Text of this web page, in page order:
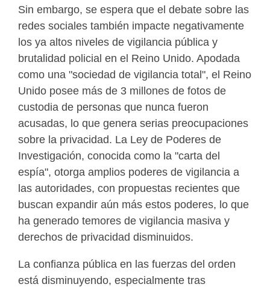
Sin embargo, se espera que el debate sobre las
redes sociales también impacte negativamente
los ya altos niveles de vigilancia pública y
brutalidad policial en el Reino Unido. Apodada
como una "sociedad de vigilancia total", el Reino
Unido posee más de 3 millones de fotos de
custodia de personas que nunca fueron
acusadas, lo que genera serias preocupaciones
sobre la privacidad. La Ley de Poderes de
Investigación, conocida como la "carta del
espía", otorga amplios poderes de vigilancia a
las autoridades, con propuestas recientes que
buscan expandir aún más estos poderes, lo que
ha generado temores de vigilancia masiva y
derechos de privacidad disminuidos.
La confianza pública en las fuerzas del orden
está disminuyendo, especialmente tras